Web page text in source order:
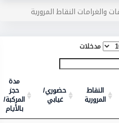
والغرامات النقاط المرورية
مدخلات
النقاط
المرورية
حضوري/
غيابي
مدة
حجز
المركبة/
بالأيام